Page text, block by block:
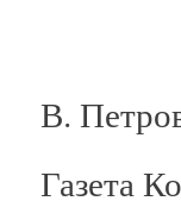
В.
Газета